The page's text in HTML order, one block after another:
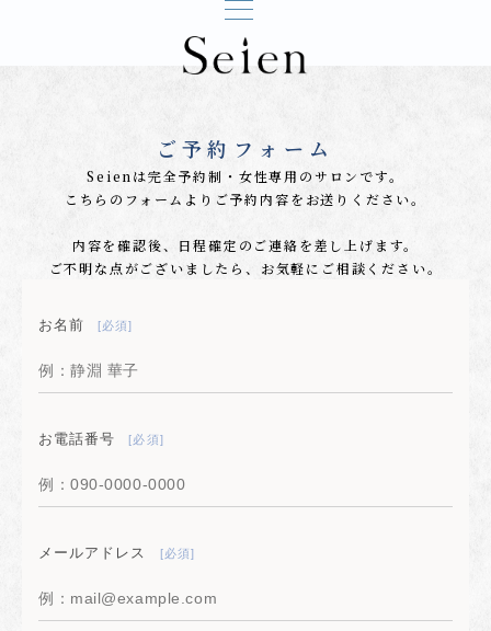
ご予約フォーム
Seienは完全予約制・女性専用のサロンです。
こちらのフォームよりご予約内容をお送りください。
内容を確認後、日程確定のご連絡を差し上げます。
ご不明な点がございましたら、お気軽にご相談ください。
お名前 [必須]
お電話番号 [必須]
メールアドレス [必須]